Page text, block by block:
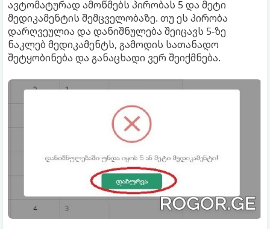
ავტომატურად ამოწმებს პირობას 5 და მეტი
მედიკამენტის შემცველობაზე. თუ ეს პირობა
დარღვეულია და დანიშნულება შეიცავს 5-ზე
ნაკლებ მედიკამენტს, გამოდის სათანადო
შეტყობინება და განაცხადი ვერ შეიქმნება.